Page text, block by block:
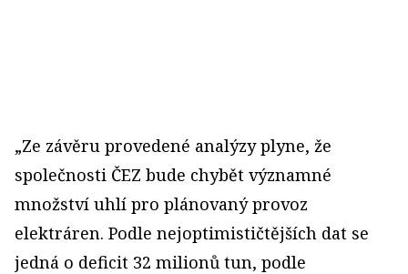
„Ze závěru provedené analýzy plyne, že
společnosti ČEZ bude chybět významné
množství uhlí pro plánovaný provoz
elektráren. Podle nejoptimističtějších dat se
jedná o deficit 32 milionů tun, podle